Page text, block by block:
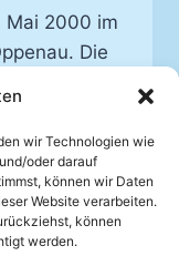
wir Technologien wie
oder darauf
können wir Daten
Website verarbeiten.
können
werden.
Mai 2000 im
Die
musizieren